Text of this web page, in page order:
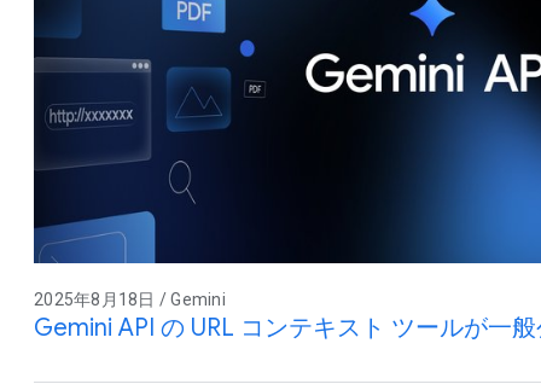
2025年8月18日 / Gemini
Gemini API の URL コンテキスト ツールが一